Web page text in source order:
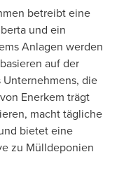
betreibt eine
und ein
Anlagen werden
auf der
die
Enerkem trägt
macht tägliche
bietet eine
zu Mülldeponien